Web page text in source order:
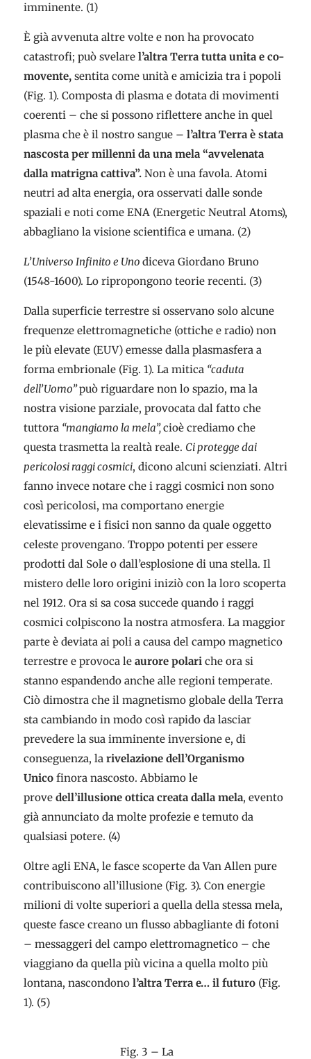
imminente. (1)
È già avvenuta altre volte e non ha provocato
catastrofi; può svelare l’altra Terra tutta unita e co-
movente, sentita come unità e amicizia tra i popoli
(Fig. 1). Composta di plasma e dotata di movimenti
coerenti – che si possono riflettere anche in quel
plasma che è il nostro sangue – l’altra Terra è stata
nascosta per millenni da una mela “avvelenata
dalla matrigna cattiva”. Non è una favola. Atomi
neutri ad alta energia, ora osservati dalle sonde
spaziali e noti come ENA (Energetic Neutral Atoms),
abbagliano la visione scientifica e umana. (2)
L’Universo Infinito e Uno diceva Giordano Bruno
(1548-1600). Lo ripropongono teorie recenti. (3)
Dalla superficie terrestre si osservano solo alcune
frequenze elettromagnetiche (ottiche e radio) non
le più elevate (EUV) emesse dalla plasmasfera a
forma embrionale (Fig. 1). La mitica “caduta
dell’Uomo”può riguardare non lo spazio, ma la
nostra visione parziale, provocata dal fatto che
tuttora “mangiamo la mela”,cioè crediamo che
questa trasmetta la realtà reale. Ci protegge dai
pericolosi raggi cosmici, dicono alcuni scienziati. Altri
fanno invece notare che i raggi cosmici non sono
così pericolosi, ma comportano energie
elevatissime e i fisici non sanno da quale oggetto
celeste provengano. Troppo potenti per essere
prodotti dal Sole o dall’esplosione di una stella. Il
mistero delle loro origini iniziò con la loro scoperta
nel 1912. Ora si sa cosa succede quando i raggi
cosmici colpiscono la nostra atmosfera. La maggior
parte è deviata ai poli a causa del campo magnetico
terrestre e provoca le aurore polari che ora si
stanno espandendo anche alle regioni temperate.
Ciò dimostra che il magnetismo globale della Terra
sta cambiando in modo così rapido da lasciar
prevedere la sua imminente inversione e, di
conseguenza, la rivelazione dell’Organismo
Unico finora nascosto. Abbiamo le
prove dell’illusione ottica creata dalla mela, evento
già annunciato da molte profezie e temuto da
qualsiasi potere. (4)
Oltre agli ENA, le fasce scoperte da Van Allen pure
contribuiscono all’illusione (Fig. 3). Con energie
milioni di volte superiori a quella della stessa mela,
queste fasce creano un flusso abbagliante di fotoni
– messaggeri del campo elettromagnetico – che
viaggiano da quella più vicina a quella molto più
lontana, nascondono l’altra Terra e… il futuro (Fig.
1). (5)
Fig. 3 – La